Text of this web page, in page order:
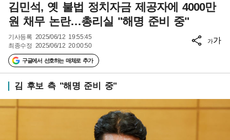
김민석, 옛 불법 정치자금 제공자에 4000만
원 채무 논란…총리실 "해명 준비 중"
기사등록 2025/06/12 19:55:45
최종수정 2025/06/12 20:00:50
구글에서 선호하는 매체로 추가
가가
김 후보 측 "해명 준비 중"